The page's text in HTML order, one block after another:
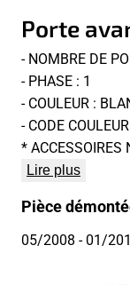
Porte
- NOMBRE DE
- PHASE : 1
- COULEUR :
- CODE
* ACCESSOIRES
Lire plus
Pièce
05/2008- 01/